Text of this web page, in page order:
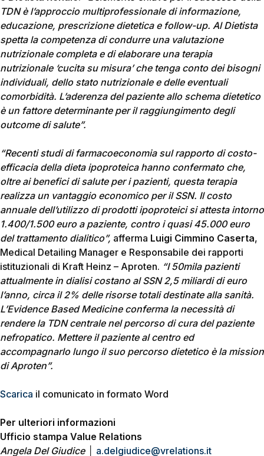
TDN è l’approccio multiprofessionale di informazione,
educazione, prescrizione dietetica e follow-up. Al Dietista
spetta la competenza di condurre una valutazione
nutrizionale completa e di elaborare una terapia
nutrizionale ‘cucita su misura’ che tenga conto dei bisogni
individuali, dello stato nutrizionale e delle eventuali
comorbidità. L’aderenza del paziente allo schema dietetico
è un fattore determinante per il raggiungimento degli
outcome di salute”.
“Recenti studi di farmacoeconomia sul rapporto di costo-
efficacia della dieta ipoproteica hanno confermato che,
oltre ai benefici di salute per i pazienti, questa terapia
realizza un vantaggio economico per il SSN. Il costo
annuale dell’utilizzo di prodotti ipoproteici si attesta intorno
1.400/1.500 euro a paziente, contro i quasi 45.000 euro
del trattamento dialitico”, afferma Luigi Cimmino Caserta,
Medical Detailing Manager e Responsabile dei rapporti
istituzionali di Kraft Heinz – Aproten. “I 50mila pazienti
attualmente in dialisi costano al SSN 2,5 miliardi di euro
l’anno, circa il 2% delle risorse totali destinate alla sanità.
L’Evidence Based Medicine conferma la necessità di
rendere la TDN centrale nel percorso di cura del paziente
nefropatico. Mettere il paziente al centro ed
accompagnarlo lungo il suo percorso dietetico è la mission
di Aproten”.
Scarica il comunicato in formato Word
Per ulteriori informazioni
Ufficio stampa Value Relations
Angela Del Giudice│ a.delgiudice@vrelations.it